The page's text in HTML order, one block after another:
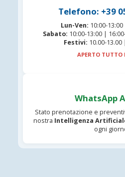
Telefono: +39
Lun-Ven: 10:00-
Sabato: 10:00-13:00 |
Festivi: 10.00-13.00
APERTO TUTTO
WhatsApp
Stato prenotazione e
nostra Intelligenza
ogni